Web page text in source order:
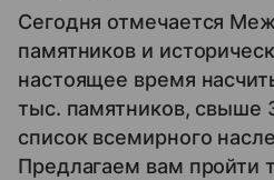
Сегодня отмечается
пaмятникoв и
настоящее время
тыс. памятников, свыше
список всемирного
Предлагаем вам пройти